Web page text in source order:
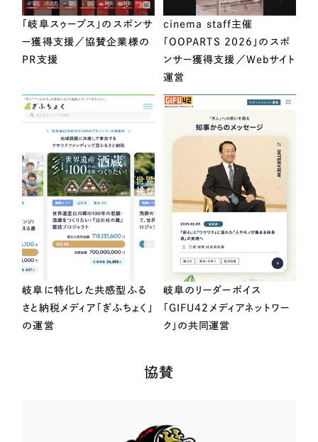
「岐阜スゥープス」のスポンサ
ー獲得支援／協賛企業様の
PR支援
cinema staff主催
「OOPARTS 2026」のスポ
ンサー獲得支援／Webサイト
運営
岐阜に特化した共感型ふる
さと納税メディア「ぎふちょく」
の運営
岐阜のリーダーボイス
「GIFU42メディアネットワー
ク」の共同運営
協賛